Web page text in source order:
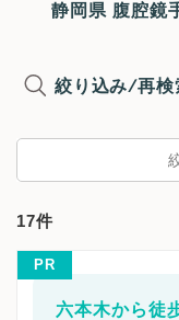
静岡県 腹腔鏡
絞り込み/再検
17件
PR
六本木から徒